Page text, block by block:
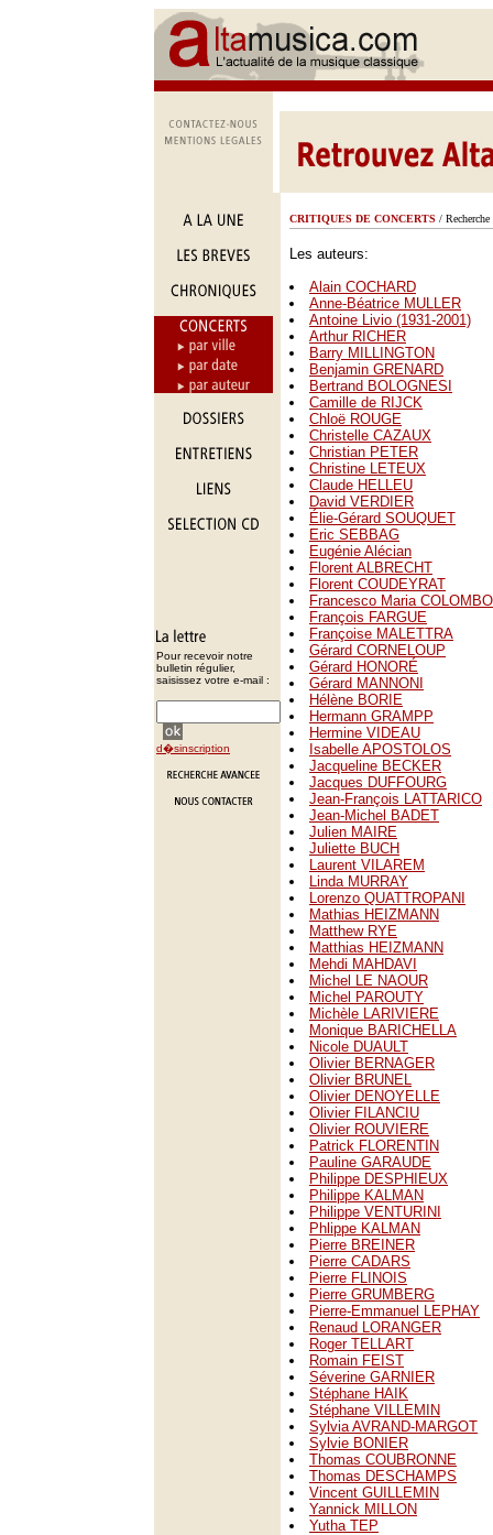
Pour recevoir notre
bulletin régulier,
saisissez votre e-mail :
d�sinscription
CRITIQUES DE CONCERTS / Recherche
Les auteurs:
Alain COCHARD
Anne-Béatrice MULLER
Antoine Livio (1931-2001)
Arthur RICHER
Barry MILLINGTON
Benjamin GRENARD
Bertrand BOLOGNESI
Camille de RIJCK
Chloë ROUGE
Christelle CAZAUX
Christian PETER
Christine LETEUX
Claude HELLEU
David VERDIER
Élie-Gérard SOUQUET
Eric SEBBAG
Eugénie Alécian
Florent ALBRECHT
Florent COUDEYRAT
Francesco Maria COLOMBO
François FARGUE
Françoise MALETTRA
Gérard CORNELOUP
Gérard HONORÉ
Gérard MANNONI
Hélène BORIE
Hermann GRAMPP
Hermine VIDEAU
Isabelle APOSTOLOS
Jacqueline BECKER
Jacques DUFFOURG
Jean-François LATTARICO
Jean-Michel BADET
Julien MAIRE
Juliette BUCH
Laurent VILAREM
Linda MURRAY
Lorenzo QUATTROPANI
Mathias HEIZMANN
Matthew RYE
Matthias HEIZMANN
Mehdi MAHDAVI
Michel LE NAOUR
Michel PAROUTY
Michèle LARIVIERE
Monique BARICHELLA
Nicole DUAULT
Olivier BERNAGER
Olivier BRUNEL
Olivier DENOYELLE
Olivier FILANCIU
Olivier ROUVIERE
Patrick FLORENTIN
Pauline GARAUDE
Philippe DESPHIEUX
Philippe KALMAN
Philippe VENTURINI
Phlippe KALMAN
Pierre BREINER
Pierre CADARS
Pierre FLINOIS
Pierre GRUMBERG
Pierre-Emmanuel LEPHAY
Renaud LORANGER
Roger TELLART
Romain FEIST
Séverine GARNIER
Stéphane HAIK
Stéphane VILLEMIN
Sylvia AVRAND-MARGOT
Sylvie BONIER
Thomas COUBRONNE
Thomas DESCHAMPS
Vincent GUILLEMIN
Yannick MILLON
Yutha TEP